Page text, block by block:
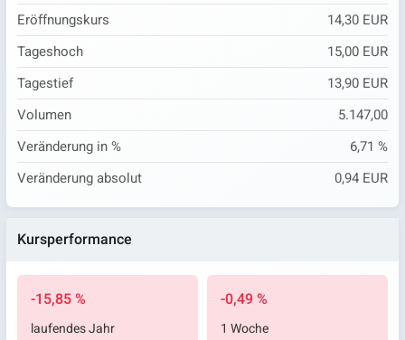
Eröffnungskurs
14,30 EUR
Tageshoch
15,00 EUR
Tagestief
13,90 EUR
Volumen
5.147,00
Veränderung in %
6,71 %
Veränderung absolut
0,94 EUR
Kursperformance
-15,85 %
laufendes Jahr
-0,49 %
1 Woche